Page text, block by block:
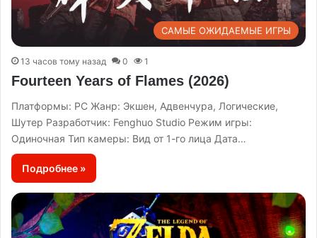
САМЫЕ ОЖИДАЕМЫЕ ИГРЫ
13 часов тому назад 0 1
Fourteen Years of Flames (2026)
Платформы: PC Жанр: Экшен, Адвенчура, Логические,
Шутер Разработчик: Fenghuo Studio Режим игры:
Одиночная Тип камеры: Вид от 1-го лица Дата…
Подробнее »